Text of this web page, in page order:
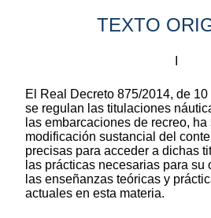
TEXTO
El Real Decreto 875/2014, de
se regulan las titulaciones
las embarcaciones de recreo,
modificación sustancial del
precisas para acceder a dichas
las prácticas necesarias para su
las enseñanzas teóricas y
actuales en esta materia.